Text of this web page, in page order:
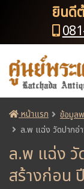
ยินดี
หน้าแรก
ข้อมูล
ล.พ แฉ่ง วัดปากอ่
ล.พ แฉ่ง วั
สร้างก่อน